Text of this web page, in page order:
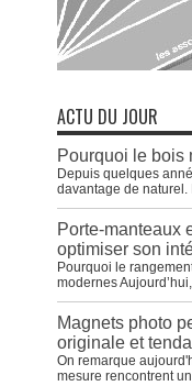
ACTU DU JOUR
Pourquoi le bois
Depuis quelques
davantage de naturel.
Porte-manteaux
optimiser son
Pourquoi le
modernes
Magnets photo
originale et
On remarque
mesure rencontrent